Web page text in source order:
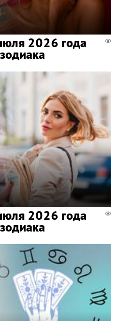
2026 года
2026 года